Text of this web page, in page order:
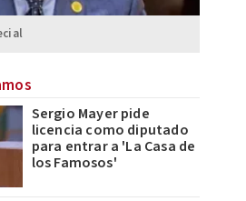
Sergio Mayer pide
licencia como diputado
para entrar a 'La Casa de
los Famosos'